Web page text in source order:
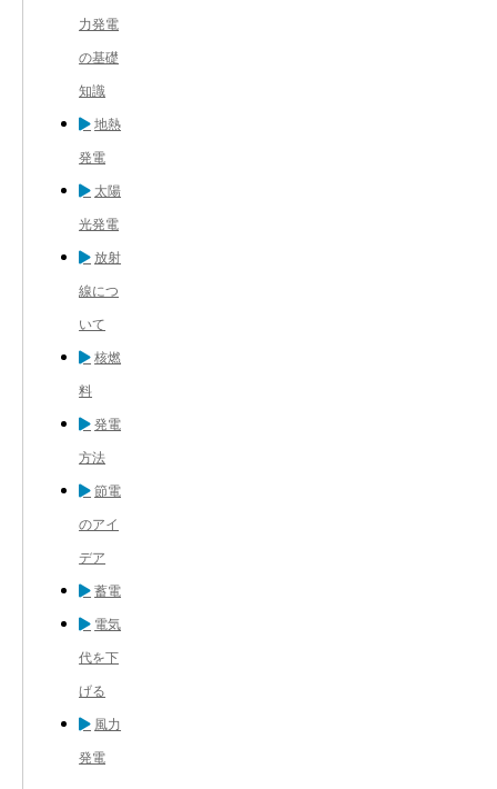
力発電
の基礎
知識
地熱
発電
太陽
光発電
放射
線につ
いて
核燃
料
発電
方法
節電
のアイ
デア
蓄電
電気
代を下
げる
風力
発電